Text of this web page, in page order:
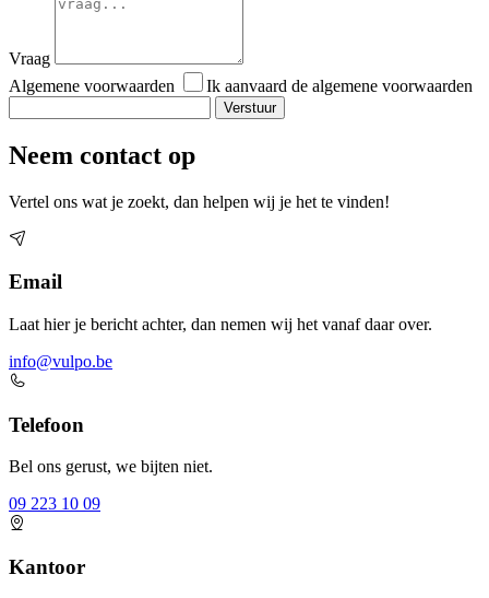
Vraag
Algemene voorwaarden
Ik aanvaard de algemene voorwaarden
Verstuur
Neem contact op
Vertel ons wat je zoekt, dan helpen wij je het te vinden!
Email
Laat hier je bericht achter, dan nemen wij het vanaf daar over.
info@vulpo.be
Telefoon
Bel ons gerust, we bijten niet.
09 223 10 09
Kantoor